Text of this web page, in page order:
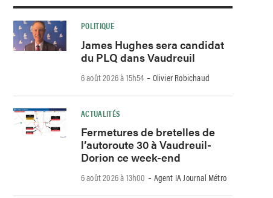
POLITIQUE
James Hughes sera candidat
du PLQ dans Vaudreuil
6 août 2026 à 15h54 -Olivier Robichaud
ACTUALITÉS
Fermetures de bretelles de
l’autoroute 30 à Vaudreuil-
Dorion ce week-end
6 août 2026 à 13h00 -Agent IA Journal Métro